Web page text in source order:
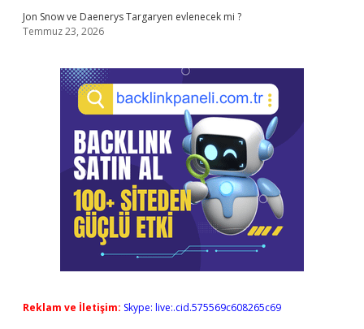
Jon Snow ve Daenerys Targaryen evlenecek mi ?
Temmuz 23, 2026
Reklam ve İletişim: Skype: live:.cid.575569c608265c69